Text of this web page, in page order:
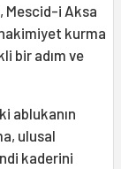
Mescid-i Aksa
kurma
bir adım ve
ablukanın
ulusal
kaderini